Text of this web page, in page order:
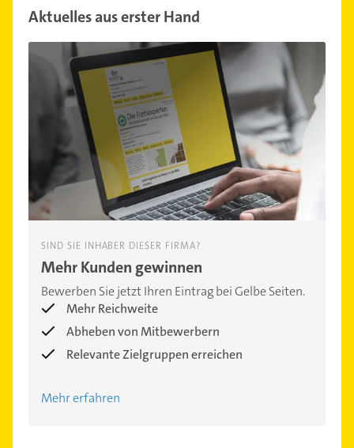
Aktuelles aus erster Hand
SIND SIE INHABER DIESER FIRMA?
Mehr Kunden gewinnen
Bewerben Sie jetzt Ihren Eintrag bei Gelbe Seiten.
Mehr Reichweite
Abheben von Mitbewerbern
Relevante Zielgruppen erreichen
Mehr erfahren